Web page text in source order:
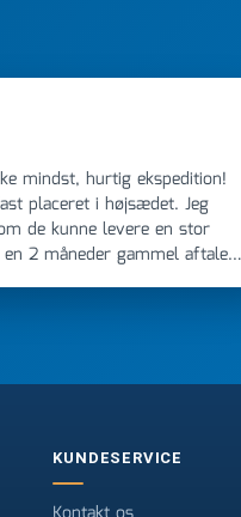
placeret i højsædet. Jeg
de kunne levere en stor
2 måneder gammel aftale.
noget, vil jeg ringe til dem
KUNDESERVICE